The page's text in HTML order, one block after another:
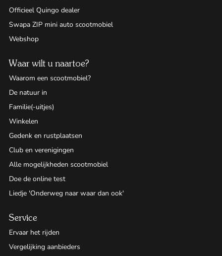
Officieel Quingo dealer
Swapa ZIP mini auto scootmobiel
Webshop
Waar wilt u naartoe?
Waarom een scootmobiel?
De natuur in
Familie(-uitjes)
Winkelen
Gedenk en rustplaatsen
Club en verenigingen
Alle mogelijkheden scootmobiel
Doe de online test
Liedje 'Onderweg naar waar dan ook'
Service
Ervaar het rijden
Vergelijking aanbieders